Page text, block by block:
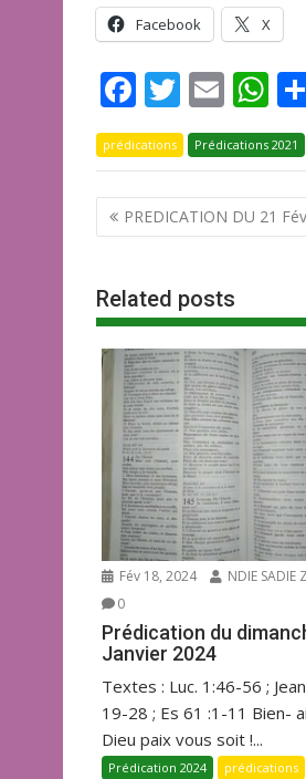
Facebook X
F
ac
e
b
o
k
T
w
itt
er
E
m
ai
l
W
h
at
s
A
prédications Prédications 2021
PREDICATION DU 21
Related posts
Fév 18, 2024
NDIE SADIE
0
Prédication du
Janvier 2024
Textes : Luc. 1:46-56 ;
19-28 ; Es 61 :1-11 Bien-
Dieu paix vous soit !...
Prédication 2024 prédications